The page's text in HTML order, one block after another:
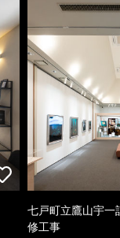
七戸町立鷹山宇一
修工事